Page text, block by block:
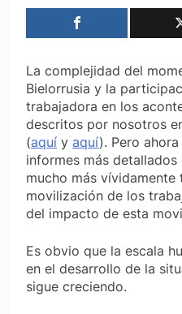
La complejidad del
Bielorrusia y la
trabajadora en los
descritos por nosotros
(aquí y aquí). Pero
informes más
mucho más
movilización de los
del impacto de esta
Es obvio que la escala
en el desarrollo de la
sigue creciendo.